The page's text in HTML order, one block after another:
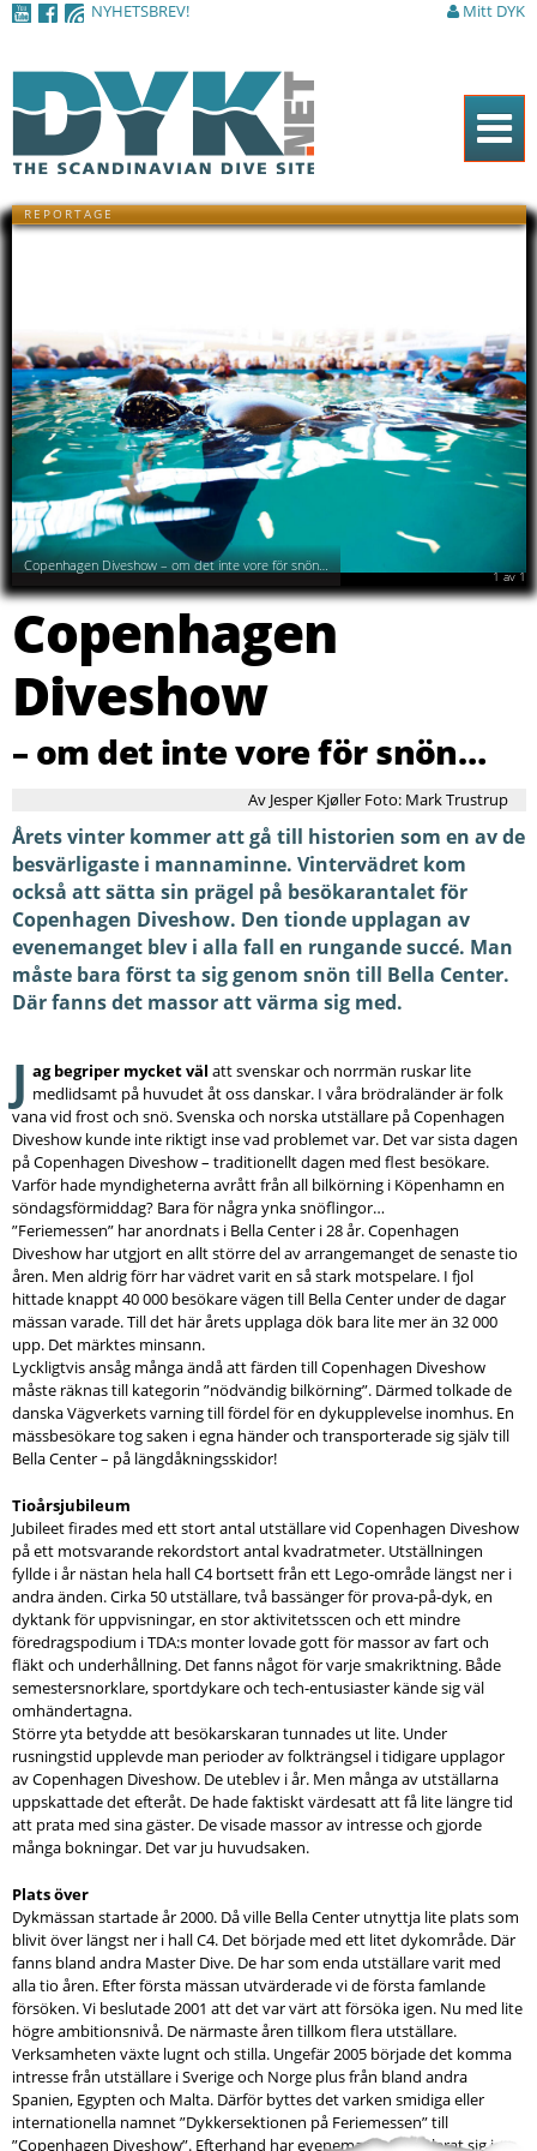
NYHETSBREV! Mitt DYK
Hem
Tidningen
DYK Guiden
Shop
Kontakt
Sök
REPORTAGE
Copenhagen Diveshow – om det inte vore för snön…
1av1
Copenhagen
Diveshow
– om det inte vore för snön…
Av Jesper Kjøller Foto: Mark Trustrup
Årets vinter kommer att gå till historien som en av de
besvärligaste i mannaminne. Vintervädret kom
också att sätta sin prägel på besökarantalet för
Copenhagen Diveshow. Den tionde upplagan av
evenemanget blev i alla fall en rungande succé. Man
måste bara först ta sig genom snön till Bella Center.
Där fanns det massor att värma sig med.
J ag begriper mycket väl att svenskar och norrmän ruskar lite
medlidsamt på huvudet åt oss danskar. I våra brödraländer är folk
vana vid frost och snö. Svenska och norska utställare på Copenhagen
Diveshow kunde inte riktigt inse vad problemet var. Det var sista dagen
på Copenhagen Diveshow – traditionellt dagen med flest besökare.
Varför hade myndigheterna avrått från all bilkörning i Köpenhamn en
söndagsförmiddag? Bara för några ynka snöflingor…
”Feriemessen” har anordnats i Bella Center i 28 år. Copenhagen
Diveshow har utgjort en allt större del av arrangemanget de senaste tio
åren. Men aldrig förr har vädret varit en så stark motspelare. I fjol
hittade knappt 40 000 besökare vägen till Bella Center under de dagar
mässan varade. Till det här årets upplaga dök bara lite mer än 32 000
upp. Det märktes minsann.
Lyckligtvis ansåg många ändå att färden till Copenhagen Diveshow
måste räknas till kategorin ”nödvändig bilkörning”. Därmed tolkade de
danska Vägverkets varning till fördel för en dykupplevelse inomhus. En
mässbesökare tog saken i egna händer och transporterade sig själv till
Bella Center – på längdåkningsskidor!
Tioårsjubileum
Jubileet firades med ett stort antal utställare vid Copenhagen Diveshow
på ett motsvarande rekordstort antal kvadratmeter. Utställningen
fyllde i år nästan hela hall C4 bortsett från ett Lego-område längst ner i
andra änden. Cirka 50 utställare, två bassänger för prova-på-dyk, en
dyktank för uppvisningar, en stor aktivitetsscen och ett mindre
föredragspodium i TDA:s monter lovade gott för massor av fart och
fläkt och underhållning. Det fanns något för varje smakriktning. Både
semestersnorklare, sportdykare och tech-entusiaster kände sig väl
omhändertagna.
Större yta betydde att besökarskaran tunnades ut lite. Under
rusningstid upplevde man perioder av folkträngsel i tidigare upplagor
av Copenhagen Diveshow. De uteblev i år. Men många av utställarna
uppskattade det efteråt. De hade faktiskt värdesatt att få lite längre tid
att prata med sina gäster. De visade massor av intresse och gjorde
många bokningar. Det var ju huvudsaken.
Plats över
Dykmässan startade år 2000. Då ville Bella Center utnyttja lite plats som
blivit över längst ner i hall C4. Det började med ett litet dykområde. Där
fanns bland andra Master Dive. De har som enda utställare varit med
alla tio åren. Efter första mässan utvärderade vi de första famlande
försöken. Vi beslutade 2001 att det var värt att försöka igen. Nu med lite
högre ambitionsnivå. De närmaste åren tillkom flera utställare.
Verksamheten växte lugnt och stilla. Ungefär 2005 började det komma
intresse från utställare i Sverige och Norge plus från bland andra
Spanien, Egypten och Malta. Därför byttes det varken smidiga eller
internationella namnet ”Dykkersektionen på Feriemessen” till
”Copenhagen Diveshow”. Efterhand har evenemanget etablerat sig i